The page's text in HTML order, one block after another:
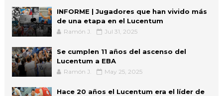
INFORME | Jugadores que han vivido más
de una etapa en el Lucentum
Ramón J. Jul 31, 2025
Se cumplen 11 años del ascenso del
Lucentum a EBA
Ramón J. May 25, 2025
Hace 20 años el Lucentum era el líder de